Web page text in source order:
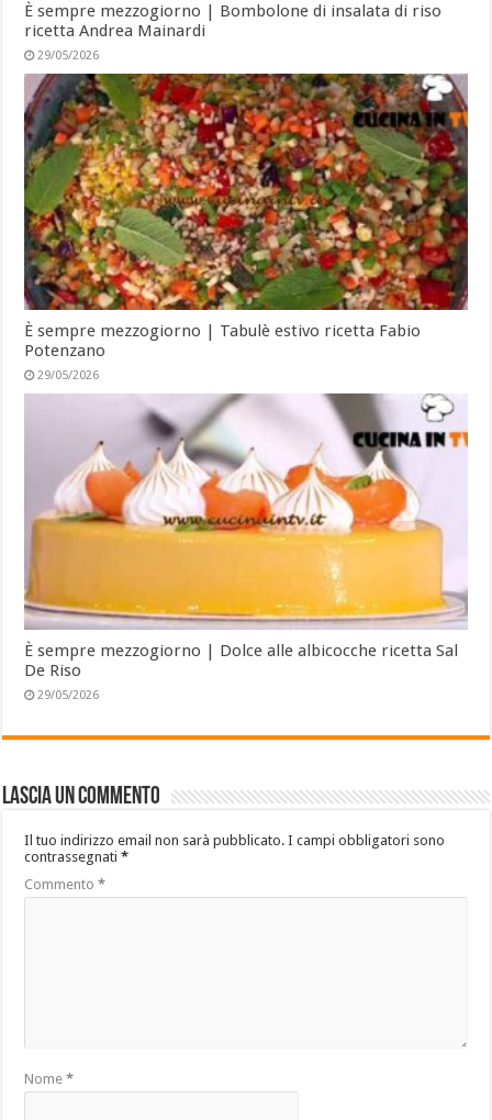
È sempre mezzogiorno | Bombolone di insalata di riso
ricetta Andrea Mainardi
29/05/2026
È sempre mezzogiorno | Tabulè estivo ricetta Fabio
Potenzano
29/05/2026
È sempre mezzogiorno | Dolce alle albicocche ricetta Sal
De Riso
29/05/2026
Lascia un commento
Il tuo indirizzo email non sarà pubblicato. I campi obbligatori sono
contrassegnati*
Commento*
Nome*